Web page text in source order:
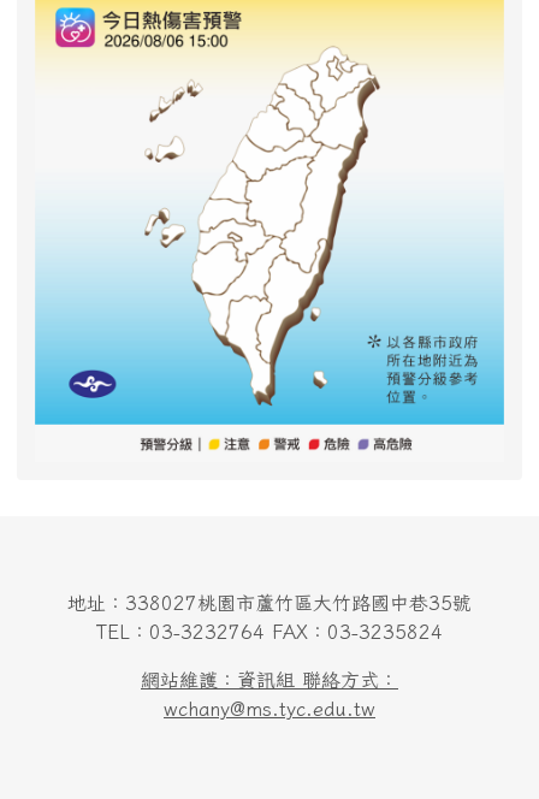
地址：338027桃園市蘆竹區大竹路國中巷35號
TEL：03-3232764 FAX：03-3235824
網站維護：資訊組 聯絡方式：
wchany@ms.tyc.edu.tw